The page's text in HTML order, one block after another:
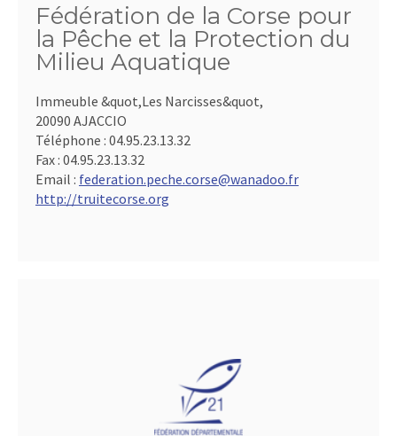
Fédération de la Corse pour
la Pêche et la Protection du
Milieu Aquatique
Immeuble &quot,Les Narcisses&quot,
20090 AJACCIO
Téléphone : 04.95.23.13.32
Fax : 04.95.23.13.32
Email : federation.peche.corse@wanadoo.fr
http://truitecorse.org